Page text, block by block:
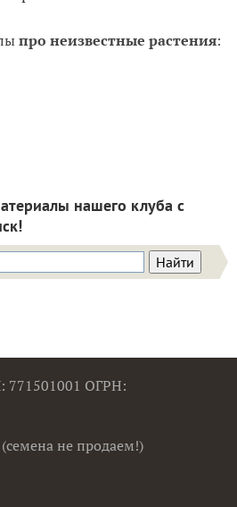
про неизвестные растения:
нашего клуба с
771501001 ОГРН:
не продаем!)